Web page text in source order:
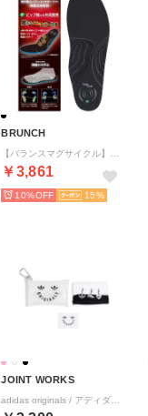
BRUNCH
￥3,861
10% 15
JOINT WORKS